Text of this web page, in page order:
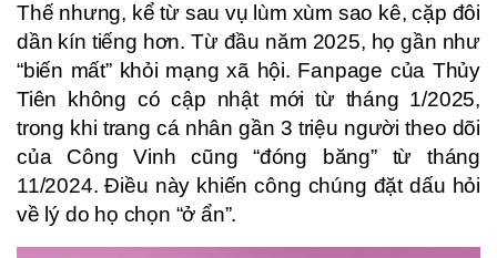
Thế nhưng, kể từ sau vụ lùm xùm sao kê, cặp đôi
dần kín tiếng hơn. Từ đầu năm 2025, họ gần như
“biến mất” khỏi mạng xã hội. Fanpage của Thủy
Tiên không có cập nhật mới từ tháng 1/2025,
trong khi trang cá nhân gần 3 triệu người theo dõi
của Công Vinh cũng “đóng băng” từ tháng
11/2024. Điều này khiến công chúng đặt dấu hỏi
về lý do họ chọn “ở ẩn”.